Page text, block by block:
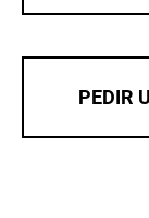
PEDIR